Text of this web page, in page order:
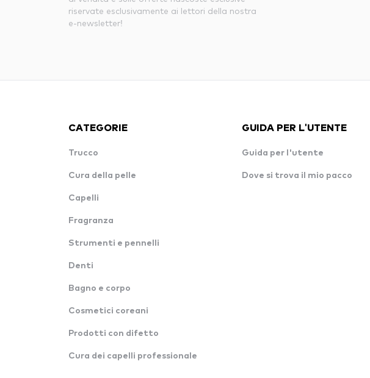
riservate esclusivamente ai lettori della nostra
e-newsletter!
CATEGORIE
Trucco
Cura della pelle
Capelli
Fragranza
Strumenti e pennelli
Denti
Bagno e corpo
Cosmetici coreani
Prodotti con difetto
Cura dei capelli professionale
GUIDA PER L'UTENTE
Guida per l'utente
Dove si trova il mio pacco